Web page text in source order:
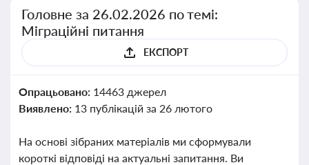
Головне за 26.02.2026 по темі:
Міграційні питання
ЕКСПОРТ
Опрацьовано: 14463 джерел
Виявлено: 13 публікацій за 26 лютого
На основі зібраних матеріалів ми сформували
короткі відповіді на актуальні запитання. Ви